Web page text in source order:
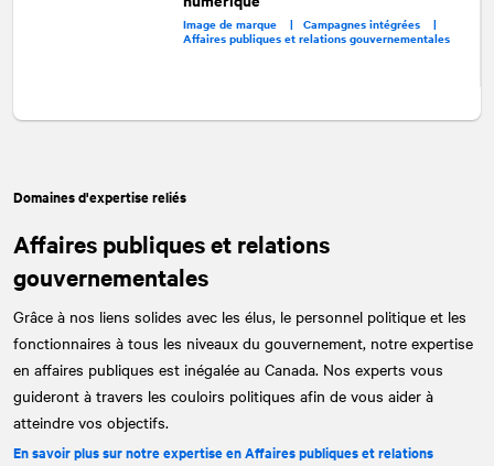
Image de marque | Campagnes intégrées |
Affaires publiques et relations gouvernementales
Domaines d'expertise reliés
Affaires publiques et relations
gouvernementales
Grâce à nos liens solides avec les élus, le personnel politique et les
fonctionnaires à tous les niveaux du gouvernement, notre expertise
en affaires publiques est inégalée au Canada. Nos experts vous
guideront à travers les couloirs politiques afin de vous aider à
atteindre vos objectifs.
En savoir plus sur notre expertise en Affaires publiques et relations